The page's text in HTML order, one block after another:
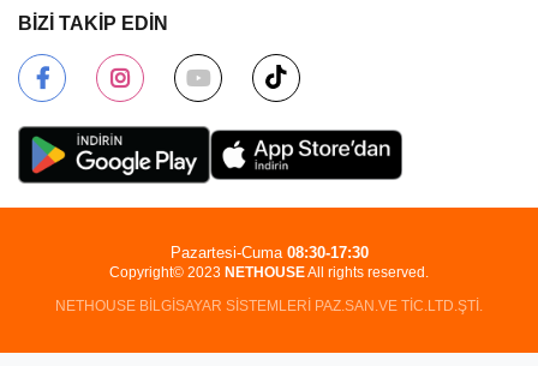
BİZİ TAKİP EDİN
Copyright© 2023 NETHOUSEAll rights reserved.
NETHOUSE BİLGİSAYAR SİSTEMLERİ PAZ.SAN.VE TİC.LTD.ŞTİ.
Pazartesi-Cuma 08:30-17:30